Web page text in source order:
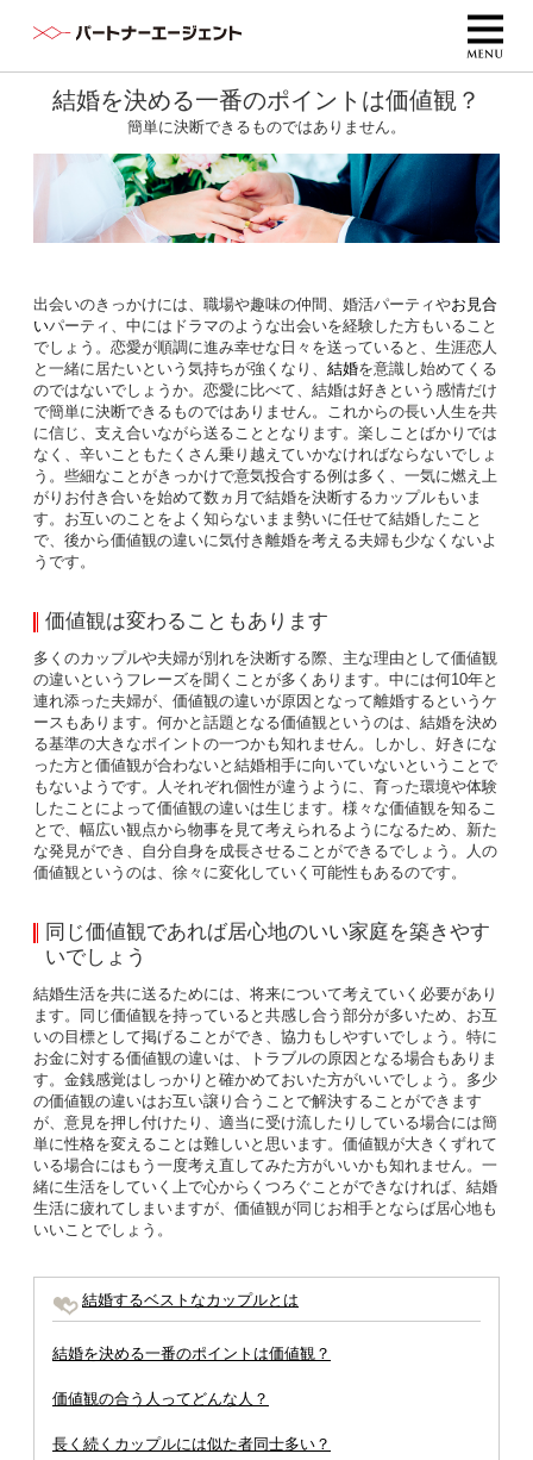
結婚を決める一番のポイントは価値観？
簡単に決断できるものではありません。
出会いのきっかけには、職場や趣味の仲間、婚活パーティやお見合
いパーティ、中にはドラマのような出会いを経験した方もいること
でしょう。恋愛が順調に進み幸せな日々を送っていると、生涯恋人
と一緒に居たいという気持ちが強くなり、 結婚を意識し始めてくる
のではないでしょうか。恋愛に比べて、結婚は好きという感情だけ
で簡単に決断できるものではありません。これからの長い人生を共
に信じ、支え合いながら送ることとなります。楽しことばかりでは
なく、辛いこともたくさん乗り越えていかなければならないでしょ
う。些細なことがきっかけで意気投合する例は多く、一気に燃え上
がりお付き合いを始めて数ヵ月で結婚を決断するカップルもいま
す。お互いのことをよく知らないまま勢いに任せて結婚したこと
で、後から価値観の違いに気付き離婚を考える夫婦も少なくないよ
うです。
価値観は変わることもあります
多くのカップルや夫婦が別れを決断する際、主な理由として価値観
の違いというフレーズを聞くことが多くあります。中には何10年と
連れ添った夫婦が、価値観の違いが原因となって離婚するというケ
ースもあります。何かと話題となる価値観というのは、結婚を決め
る基準の大きなポイントの一つかも知れません。しかし、好きにな
った方と価値観が合わないと結婚相手に向いていないということで
もないようです。人それぞれ個性が違うように、育った環境や体験
したことによって価値観の違いは生じます。様々な価値観を知るこ
とで、幅広い観点から物事を見て考えられるようになるため、新た
な発見ができ、自分自身を成長させることができるでしょう。人の
価値観というのは、徐々に変化していく可能性もあるのです。
同じ価値観であれば居心地のいい家庭を築きやす
いでしょう
結婚生活を共に送るためには、将来について考えていく必要があり
ます。同じ価値観を持っていると共感し合う部分が多いため、お互
いの目標として掲げることができ、協力もしやすいでしょう。特に
お金に対する価値観の違いは、トラブルの原因となる場合もありま
す。金銭感覚はしっかりと確かめておいた方がいいでしょう。多少
の価値観の違いはお互い譲り合うことで解決することができます
が、意見を押し付けたり、適当に受け流したりしている場合には簡
単に性格を変えることは難しいと思います。価値観が大きくずれて
いる場合にはもう一度考え直してみた方がいいかも知れません。一
緒に生活をしていく上で心からくつろぐことができなければ、結婚
生活に疲れてしまいますが、価値観が同じお相手とならば居心地も
いいことでしょう。
結婚するベストなカップルとは
結婚を決める一番のポイントは価値観？
価値観の合う人ってどんな人？
長く続くカップルには似た者同士多い？